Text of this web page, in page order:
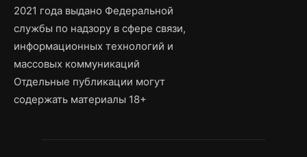
2021 года выдано Федеральной
службы по надзору в сфере связи,
информационных технологий и
массовых коммуникаций
Отдельные публикации могут
содержать материалы 18+